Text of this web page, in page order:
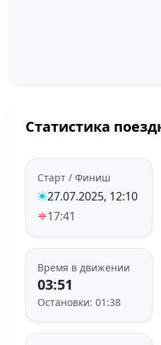
Статистика
Старт / Финиш
27.07.2025, 12:10
17:41
Время в движении
03:51
Остановки: 01:38